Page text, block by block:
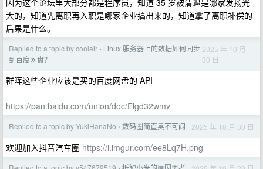
因为这个论坛里大部分都是程序员，知道 35 岁被清退是哪家发扬光
大的，知道先离职再入职是哪家企业搞出来的，知道拿了离职补偿的
后果是什么。
Replied to a topic by coolair › Linux 服务器上的数据如何同步
到百度网盘？
2025 年 10 月
30 日
群晖这些企业应该是买的百度网盘的 API
https://pan.baidu.com/union/doc/Flgd32wmv
Replied to a topic by YukiHanaNo › 数码圈简直臭不可闻 2025 年 10 月 30 日
欢迎加入抖音汽车圈 https://i.imgur.com/ee8Lq7H.png